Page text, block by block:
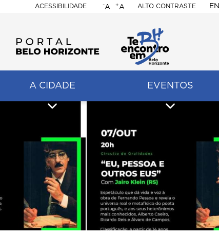
ACESSIBILIDADE
BELO
HORIZONTE
-A +A ALTO CONTRASTE EN
A CIDADE EVENTOS